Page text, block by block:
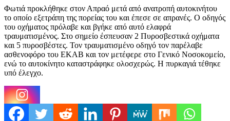
Φωτιά προκλήθηκε στον Απραό μετά από ανατροπή αυτοκινήτου
το οποίο εξετράπη της πορείας του και έπεσε σε απρανές. Ο οδηγός
του οχήματος πρόλαβε και βγήκε από αυτό ελαφρά
τραυματισμένος. Στο σημείο έσπευσαν 2 Πυροσβεστικά οχήματα
και 5 πυροσβέστες. Τον τραυματισμένο οδηγό τον παρέλαβε
ασθενοφόρο του ΕΚΑΒ και τον μετέφερε στο Γενικό Νοσοκομείο,
ενώ το αυτοκίνητο καταστράφηκε ολοσχερώς. Η πυρκαγιά τέθηκε
υπό έλεγχο.